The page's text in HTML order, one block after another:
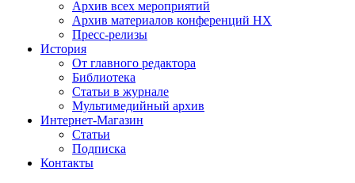
Архив всех мероприятий
Архив материалов конференций НХ
Пресс-релизы
История
От главного редактора
Библиотека
Статьи в журнале
Мультимедийный архив
Интернет-Магазин
Статьи
Подписка
Контакты